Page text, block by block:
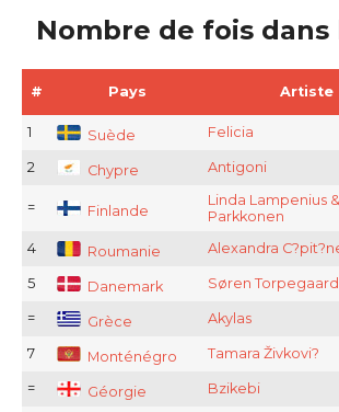
Nombre de fois dans
# Pays Artiste
1
Suède Felicia
2 Chypre Antigoni
= Finlande
Linda Lampenius
Parkkonen
4 Roumanie Alexandra
5 Danemark Søren
= Grèce Akylas
7 Monténégro Tamara Živkovi?
= Géorgie Bzikebi